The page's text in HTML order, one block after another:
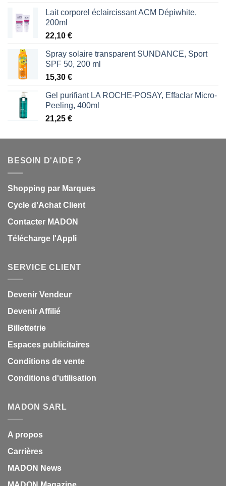
Lait corporel éclaircissant ACM Dépiwhite,
200ml
22,10 €
Spray solaire transparent SUNDANCE, Sport
SPF 50, 200 ml
15,30 €
Gel purifiant LA ROCHE-POSAY, Effaclar Micro-
Peeling, 400ml
21,25 €
BESOIN D'AIDE ?
Shopping par Marques
Cycle d'Achat Client
Contacter MADON
Télécharge l'Appli
SERVICE CLIENT
Devenir Vendeur
Devenir Affilié
Billettetrie
Espaces publicitaires
Conditions de vente
Conditions d'utilisation
MADON SARL
A propos
Carrières
MADON News